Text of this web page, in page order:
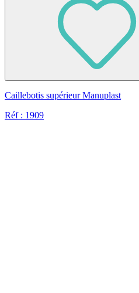
Caillebotis supérieur Manuplast
Réf : 1909